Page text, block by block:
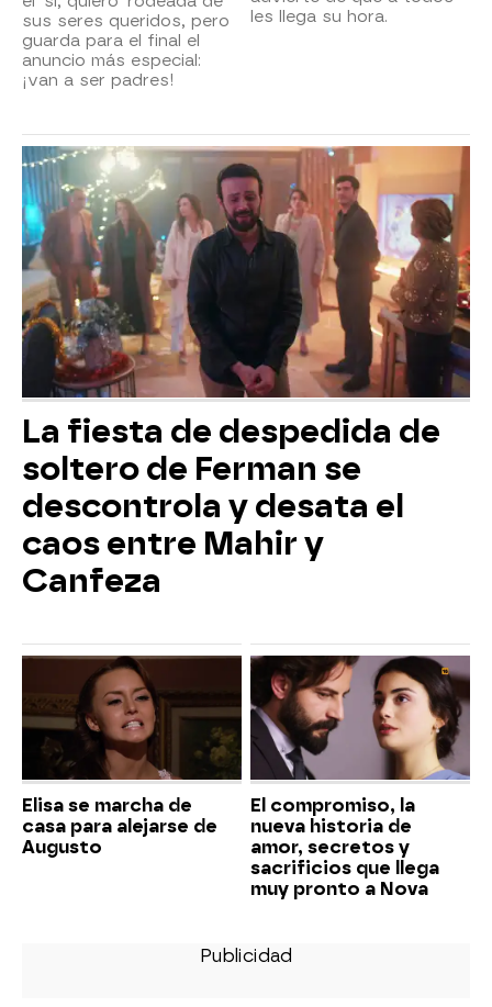
sus seres queridos, pero
guarda para el final el
anuncio más especial:
¡van a ser padres!
les llega su hora.
La fiesta de despedida de
soltero de Ferman se
descontrola y desata el
caos entre Mahir y
Canfeza
Elisa se marcha de
casa para alejarse de
Augusto
El compromiso, la
nueva historia de
amor, secretos y
sacrificios que llega
muy pronto a Nova